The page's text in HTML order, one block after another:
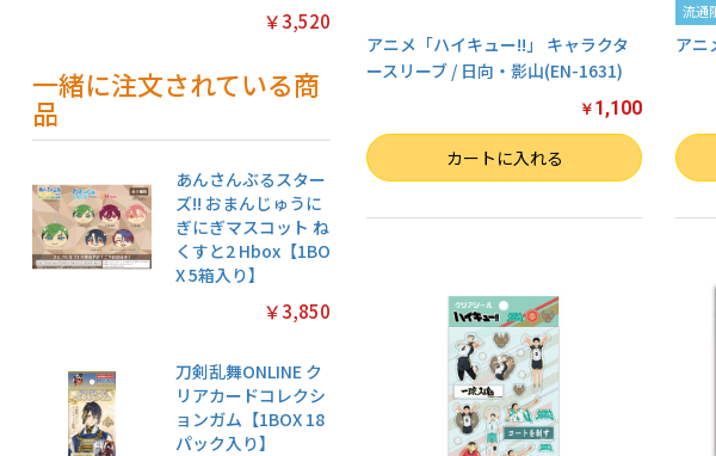
￥3,520
一緒に注文されている商
品
あんさんぶるスター
ズ!! おまんじゅうに
ぎにぎマスコット ね
くすと2 Hbox【1BO
X 5箱入り】
￥3,850
刀剣乱舞ONLINE ク
リアカードコレクシ
ョンガム【1BOX 18
パック入り】
アニメ「ハイキュー!!」 キャラクタ
ースリーブ / 日向・影山(EN-1631)
￥ 1,100
数量 カートに入れる
流通
アニ
数量
お買い物